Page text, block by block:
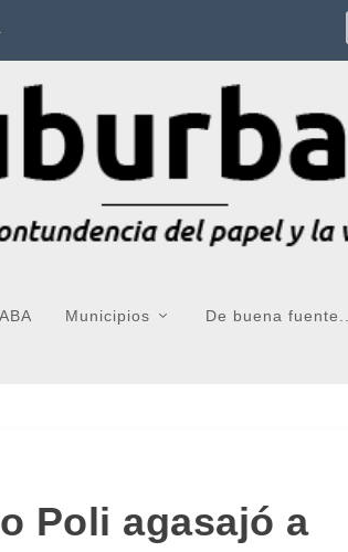
Municipios De buena fuente...
Poli agasajó a